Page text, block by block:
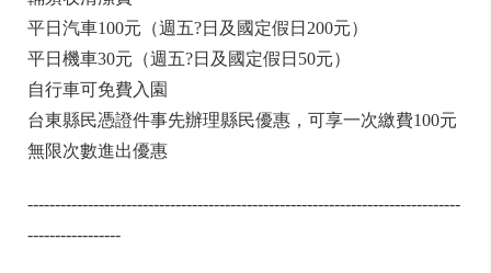
平日汽車100元（週五?日及國定假日200元）
平日機車30元（週五?日及國定假日50元）
自行車可免費入園
台東縣民憑證件事先辦理縣民優惠，可享一次繳費100元
無限次數進出優惠
-------------------------------------------------------------------------------
-----------------